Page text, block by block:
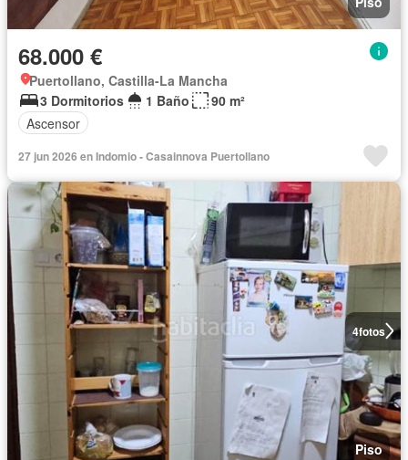
68.000 €
Puertollano, Castilla-La Mancha
3 Dormitorios
1 Baño
90 m²
Ascensor
27 jun 2026 en Indomio - Casainnova Puertollano
4fotos
Piso